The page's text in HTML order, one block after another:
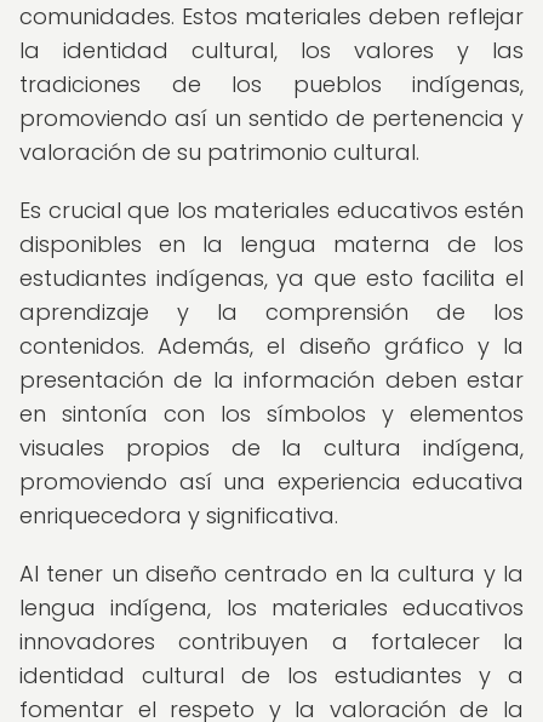
comunidades. Estos materiales deben reflejar
la identidad cultural, los valores y las
tradiciones de los pueblos indígenas,
promoviendo así un sentido de pertenencia y
valoración de su patrimonio cultural.
Es crucial que los materiales educativos estén
disponibles en la lengua materna de los
estudiantes indígenas, ya que esto facilita el
aprendizaje y la comprensión de los
contenidos. Además, el diseño gráfico y la
presentación de la información deben estar
en sintonía con los símbolos y elementos
visuales propios de la cultura indígena,
promoviendo así una experiencia educativa
enriquecedora y significativa.
Al tener un diseño centrado en la cultura y la
lengua indígena, los materiales educativos
innovadores contribuyen a fortalecer la
identidad cultural de los estudiantes y a
fomentar el respeto y la valoración de la